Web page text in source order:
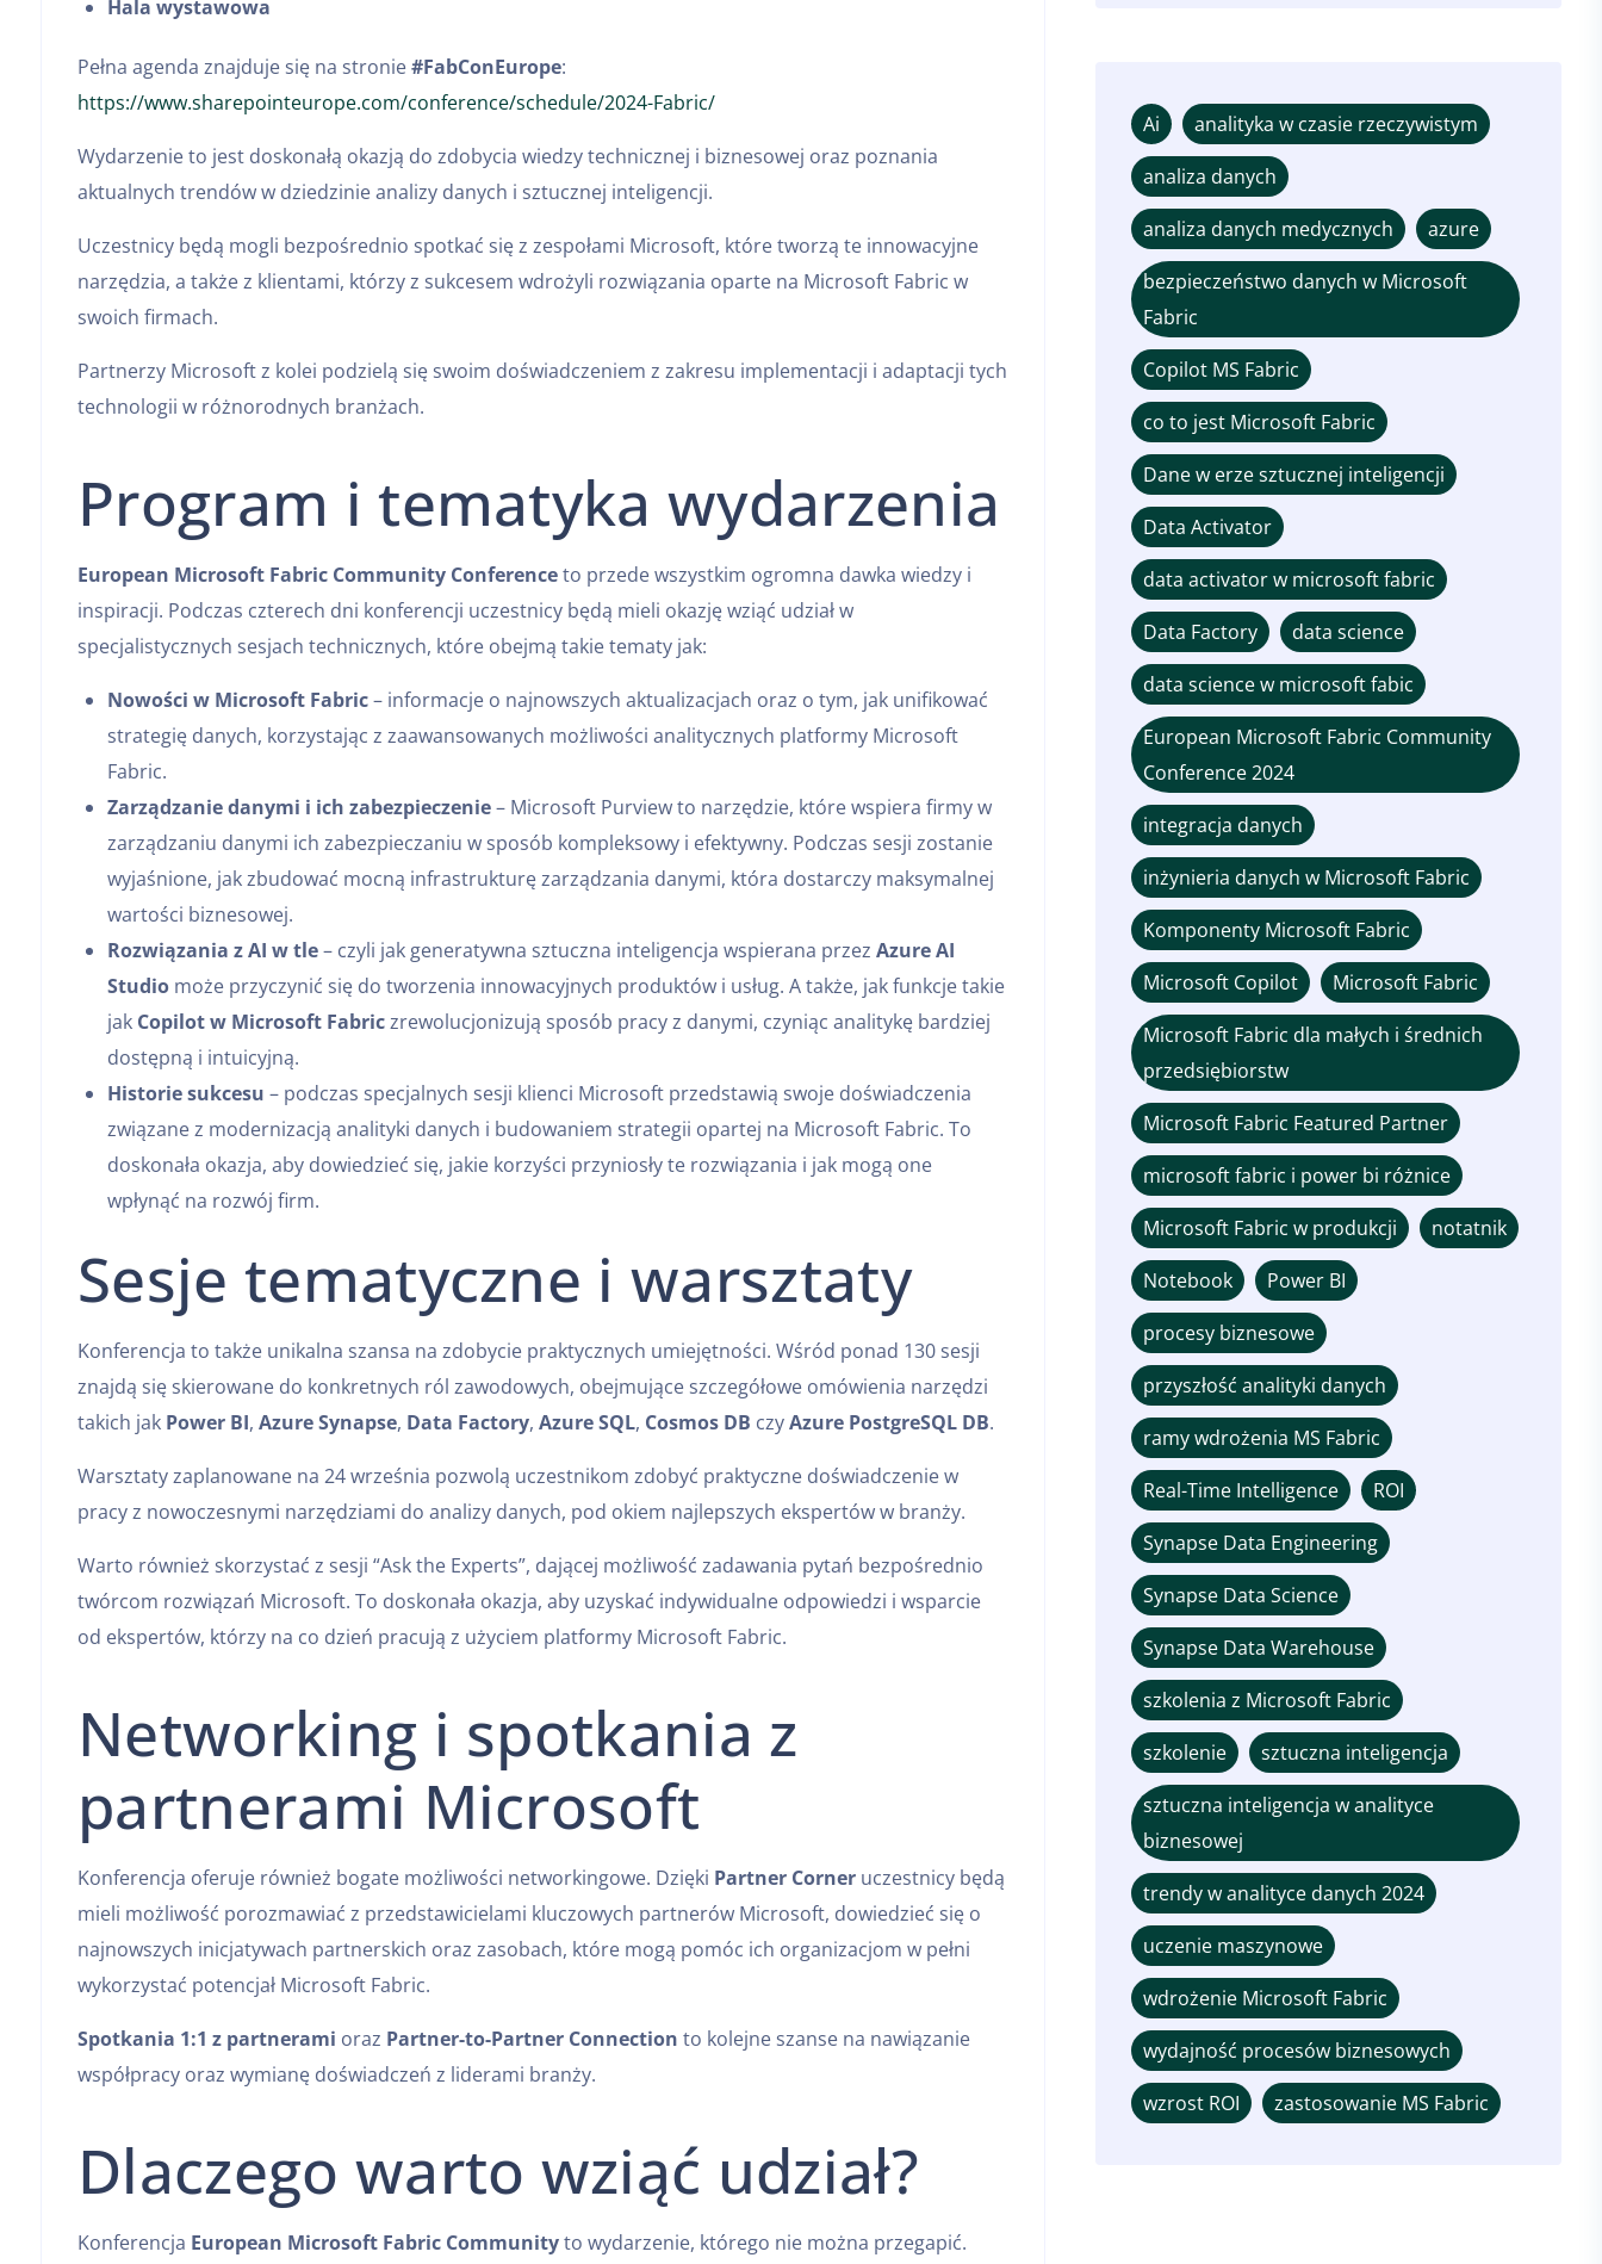
Hala wystawowa
Pełna agenda znajduje się na stronie#FabConEurope:
https://www.sharepointeurope.com/conference/schedule/2024-Fabric/
Wydarzenie to jest doskonałą okazją do zdobycia wiedzy technicznej i biznesowej oraz poznania
aktualnych trendów w dziedzinie analizy danych i sztucznej inteligencji.
Uczestnicy będą mogli bezpośrednio spotkać się z zespołami Microsoft, które tworzą te innowacyjne
narzędzia, a także z klientami, którzy z sukcesem wdrożyli rozwiązania oparte na Microsoft Fabric w
swoich firmach.
Partnerzy Microsoft z kolei podzielą się swoim doświadczeniem z zakresu implementacji i adaptacji tych
technologii w różnorodnych branżach.
Program i tematyka wydarzenia
European Microsoft Fabric Community Conferenceto przede wszystkim ogromna dawka wiedzy i
inspiracji. Podczas czterech dni konferencji uczestnicy będą mieli okazję wziąć udział w
specjalistycznych sesjach technicznych, które obejmą takie tematy jak:
Nowości w Microsoft Fabric– informacje o najnowszych aktualizacjach oraz o tym, jak unifikować
strategię danych, korzystając z zaawansowanych możliwości analitycznych platformy Microsoft
Fabric.
Zarządzanie danymi i ich zabezpieczenie– Microsoft Purview to narzędzie, które wspiera firmy w
zarządzaniu danymi ich zabezpieczaniu w sposób kompleksowy i efektywny. Podczas sesji zostanie
wyjaśnione, jak zbudować mocną infrastrukturę zarządzania danymi, która dostarczy maksymalnej
wartości biznesowej.
Rozwiązania z AI w tle– czyli jak generatywna sztuczna inteligencja wspierana przez Azure AI
Studio może przyczynić się do tworzenia innowacyjnych produktów i usług. A także, jak funkcje takie
jak Copilot w Microsoft Fabriczrewolucjonizują sposób pracy z danymi, czyniąc analitykę bardziej
dostępną i intuicyjną.
Historie sukcesu – podczas specjalnych sesji klienci Microsoft przedstawią swoje doświadczenia
związane z modernizacją analityki danych i budowaniem strategii opartej na Microsoft Fabric. To
doskonała okazja, aby dowiedzieć się, jakie korzyści przyniosły te rozwiązania i jak mogą one
wpłynąć na rozwój firm.
Sesje tematyczne i warsztaty
Konferencja to także unikalna szansa na zdobycie praktycznych umiejętności. Wśród ponad 130 sesji
znajdą się skierowane do konkretnych ról zawodowych, obejmujące szczegółowe omówienia narzędzi
takich jak Power BI, Azure Synapse, Data Factory, Azure SQL, Cosmos DB czyAzure PostgreSQL DB.
Warsztaty zaplanowane na 24 września pozwolą uczestnikom zdobyć praktyczne doświadczenie w
pracy z nowoczesnymi narzędziami do analizy danych, pod okiem najlepszych ekspertów w branży.
Warto również skorzystać z sesji “Ask the Experts”, dającej możliwość zadawania pytań bezpośrednio
twórcom rozwiązań Microsoft. To doskonała okazja, aby uzyskać indywidualne odpowiedzi i wsparcie
od ekspertów, którzy na co dzień pracują z użyciem platformy Microsoft Fabric.
Networking i spotkania z
partnerami Microsoft
Konferencja oferuje również bogate możliwości networkingowe. Dzięki Partner Corner uczestnicy będą
mieli możliwość porozmawiać z przedstawicielami kluczowych partnerów Microsoft, dowiedzieć się o
najnowszych inicjatywach partnerskich oraz zasobach, które mogą pomóc ich organizacjom w pełni
wykorzystać potencjał Microsoft Fabric.
Spotkania 1:1 z partnerami oraz Partner-to-Partner Connection to kolejne szanse na nawiązanie
współpracy oraz wymianę doświadczeń z liderami branży.
Dlaczego warto wziąć udział?
Konferencja European Microsoft Fabric Communityto wydarzenie, którego nie można przegapić.
Ai
analityka w czasie rzeczywistym
analiza danych
analiza danych medycznych
azure
bezpieczeństwo danych w Microsoft
Fabric
Copilot MS Fabric
co to jest Microsoft Fabric
Dane w erze sztucznej inteligencji
Data Activator
data activator w microsoft fabric
Data Factory
data science
data science w microsoft fabic
European Microsoft Fabric Community
Conference 2024
integracja danych
inżynieria danych w Microsoft Fabric
Komponenty Microsoft Fabric
Microsoft Copilot
Microsoft Fabric
Microsoft Fabric dla małych i średnich
przedsiębiorstw
Microsoft Fabric Featured Partner
microsoft fabric i power bi różnice
Microsoft Fabric w produkcji
notatnik
Notebook
Power BI
procesy biznesowe
przyszłość analityki danych
ramy wdrożenia MS Fabric
Real-Time Intelligence
ROI
Synapse Data Engineering
Synapse Data Science
Synapse Data Warehouse
szkolenia z Microsoft Fabric
szkolenie
sztuczna inteligencja
sztuczna inteligencja w analityce
biznesowej
trendy w analityce danych 2024
uczenie maszynowe
wdrożenie Microsoft Fabric
wydajność procesów biznesowych
wzrost ROI
zastosowanie MS Fabric